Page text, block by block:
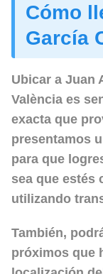
Cómo
García
Ubicar a Juan
València es
exacta que
presentamos
para que
sea que estés
utilizando
También,
próximos que